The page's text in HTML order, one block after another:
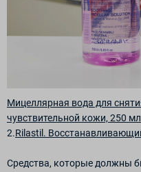
Мицеллярная вода для
чувствительной кожи, 250 мл
2.Rilastil.
Средства, которые должны